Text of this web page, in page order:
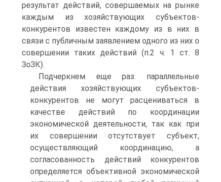
результат действий, совершаемых на рынке
каждым из хо­зяйствующих субъектов-
конкурентов известен каждому из в них в
связи с публичным заявлением одного из них о
совершении таких действий (п.2 ч. 1 ст. 8
ЗоЗК).
Подчеркнем еще раз: параллельные
действия хозяйствующих субъек­тов-
конкурентов не могут расцениваться в
качестве действий по координа­ции
экономической деятельности, так как при
их совершении отсутствует субъект,
осуществляющий координацию, а
согласованность действий конку­рентов
определяется объективной экономической